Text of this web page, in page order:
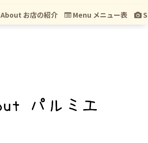
About お店の紹介 Menu メニュー表